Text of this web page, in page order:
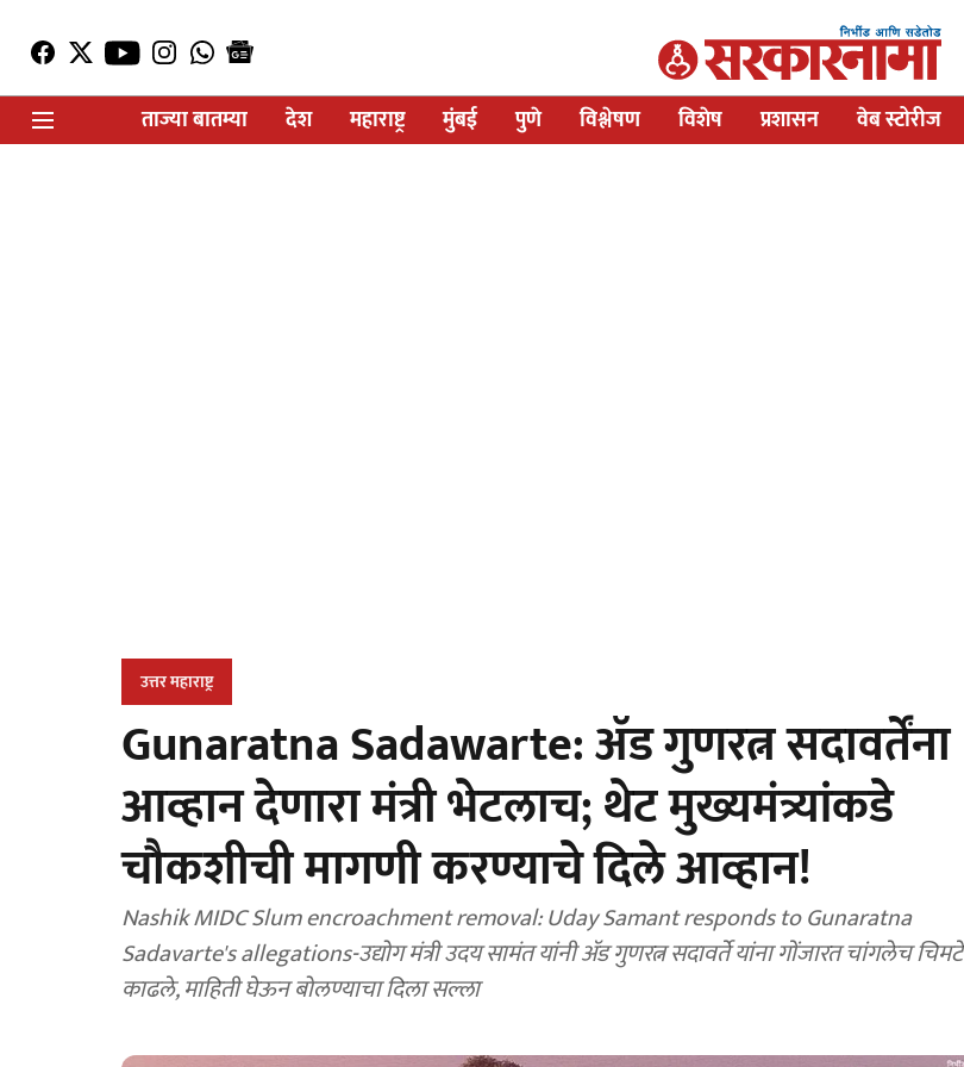
ताज्या बातम्या
देश महाराष्ट्र मुंबई पुणे विश्लेषण विशेष प्रशासन वेब स्टोरीज
उत्तर महाराष्ट्र
Gunaratna Sadawarte: ॲड गुणरत्न सदावर्तेंना
आव्हान देणारा मंत्री भेटलाच; थेट मुख्यमंत्र्यांकडे
चौकशीची मागणी करण्याचे दिले आव्हान!
Nashik MIDC Slum encroachment removal: Uday Samant responds to Gunaratna
Sadavarte's allegations-उद्योग मंत्री उदय सामंत यांनी ॲड गुणरत्न सदावर्ते यांना गोंजारत चांगलेच चिमटे
काढले, माहिती घेऊन बोलण्याचा दिला सल्ला